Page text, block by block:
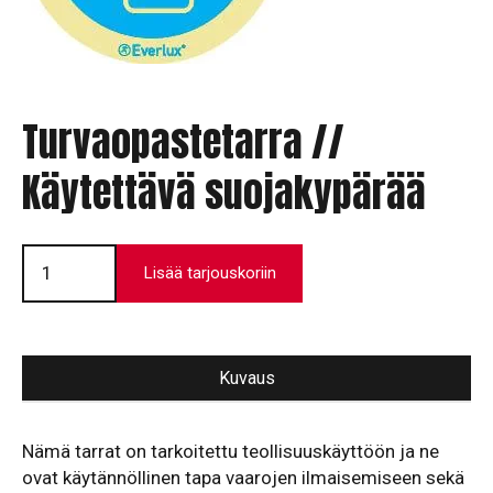
Turvaopastetarra //
Käytettävä suojakypärää
Turvaopastetarra
Käytettävä
suojakypärää
Lisää tarjouskoriin
Kuvaus
Nämä tarrat on tarkoitettu teollisuuskäyttöön ja ne
ovat käytän­nöllinen tapa vaarojen ilmaisemiseen sekä